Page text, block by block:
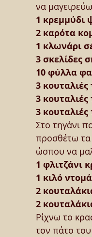
να
1 κρεμμύδι
2 καρότα
1 κλωνάρι
3 σκελίδες
10 φύλλα
3
3
3
Στο τηγάνι
προσθέτω τα
ώσπου να
1 φλιτζάνι
1 κιλό
2
2
Ρίχνω το
τον πάτο